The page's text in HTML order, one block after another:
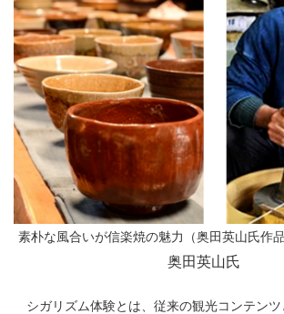
素朴な風合いが信楽焼の魅力（奥田英山氏作
奥田英山氏
シガリズム体験とは、従来の観光コンテンツ